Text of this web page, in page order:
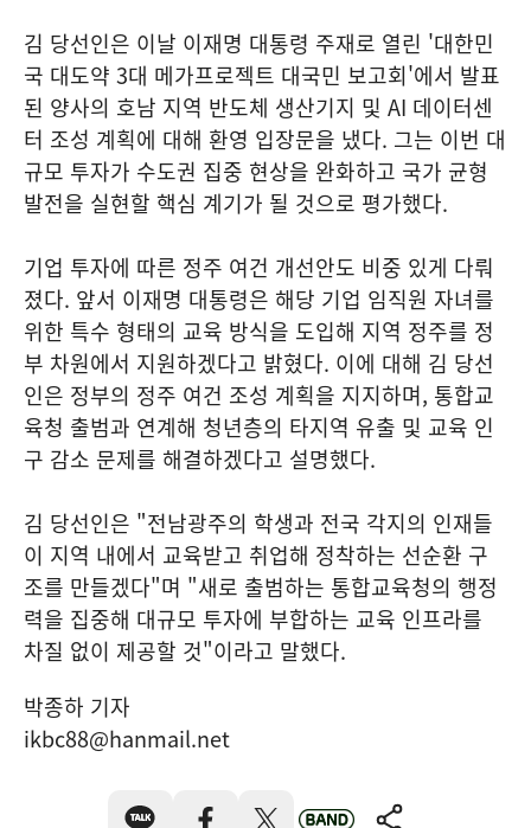
김 당선인은 이날 이재명 대통령 주재로 열린 '대한민
국 대도약 3대 메가프로젝트 대국민 보고회'에서 발표
된 양사의 호남 지역 반도체 생산기지 및 AI 데이터센
터 조성 계획에 대해 환영 입장문을 냈다. 그는 이번 대
규모 투자가 수도권 집중 현상을 완화하고 국가 균형
발전을 실현할 핵심 계기가 될 것으로 평가했다.
기업 투자에 따른 정주 여건 개선안도 비중 있게 다뤄
졌다. 앞서 이재명 대통령은 해당 기업 임직원 자녀를
위한 특수 형태의 교육 방식을 도입해 지역 정주를 정
부 차원에서 지원하겠다고 밝혔다. 이에 대해 김 당선
인은 정부의 정주 여건 조성 계획을 지지하며, 통합교
육청 출범과 연계해 청년층의 타지역 유출 및 교육 인
구 감소 문제를 해결하겠다고 설명했다.
김 당선인은 "전남광주의 학생과 전국 각지의 인재들
이 지역 내에서 교육받고 취업해 정착하는 선순환 구
조를 만들겠다"며 "새로 출범하는 통합교육청의 행정
력을 집중해 대규모 투자에 부합하는 교육 인프라를
차질 없이 제공할 것"이라고 말했다.
박종하 기자
ikbc88@hanmail.net